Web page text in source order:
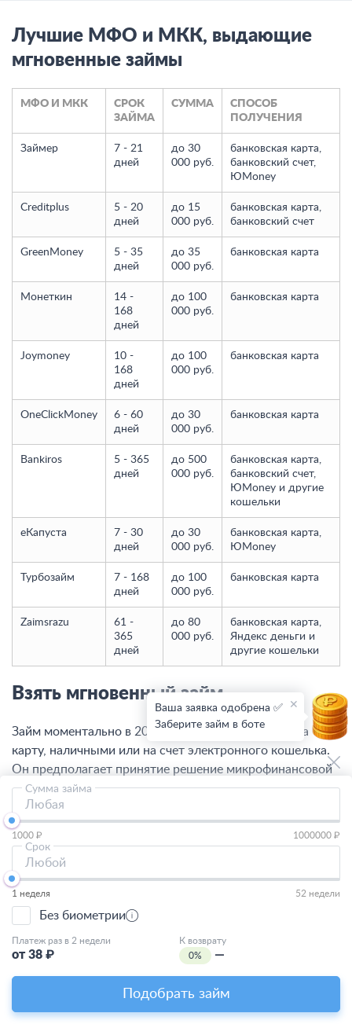
Любая
Сумма займа
1000 ₽ 1000000 ₽
Любой
Срок
1 неделя 52 недели
Без биометрии
Платеж раз в 2 недели
от38 ₽
К возврату
0%
—
Подобрать займ
Лучшие МФО и МКК, выдающие
мгновенные займы
МФО И МКК
СРОК
ЗАЙМА
СУММА
СПОСОБ
ПОЛУЧЕНИЯ
Займер
7 - 21
дней
до 30
000 руб.
банковская карта,
банковский счет,
ЮMoney
Creditplus
5 - 20
дней
до 15
000 руб.
банковская карта,
банковский счет
GreenMoney
5 - 35
дней
до 35
000 руб.
банковская карта
Монеткин
14 -
168
дней
до 100
000 руб.
банковская карта
Joymoney
10 -
168
дней
до 100
000 руб.
банковская карта
OneClickMoney
6 - 60
дней
до 30
000 руб.
банковская карта
Bankiros
5 - 365
дней
до 500
000 руб.
банковская карта,
банковский счет,
ЮMoney и другие
кошельки
еКапуста
7 - 30
дней
до 30
000 руб.
банковская карта,
ЮMoney
Турбозайм
7 - 168
дней
до 100
000 руб.
банковская карта
Zaimsrazu
61 -
365
дней
до 80
000 руб.
банковская карта,
Яндекс деньги и
другие кошельки
Взять мгновенный займ
Займ моментально в 2026 году можно получить на
карту, наличными или на счет электронного кошелька.
Он предполагает принятие решение микрофинансовой
организации за 5-10 минут позайму без проверки
предоставляемой информации. При успешном
погашении первой задолженности дальнейшее
одобрение микрокредитов будет происходить в
автоматическом режиме.
Условия моментальных займов
Моментальный займ без проверки кредитной истории и
без анкеты МФО и МКК России могут взять:
студенты;
Ваша заявка одобрена ✅
Заберите займ в боте